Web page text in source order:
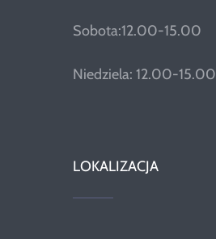
Sobota:12.00-15.00
Niedziela: 12.00-15.00
LOKALIZACJA